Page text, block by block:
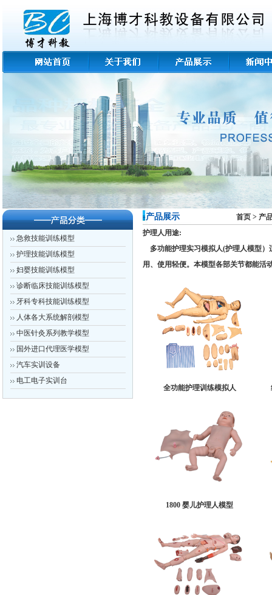
急救技能训练模型
护理技能训练模型
妇婴技能训练模型
诊断临床技能训练模型
牙科专科技能训练模型
人体各大系统解剖模型
中医针灸系列教学模型
国外进口代理医学模型
汽车实训设备
电工电子实训台
-产品展示 首页 > 产
护理人用途:
多功能护理实习模拟人(护理人模型）
用、使用轻便。本模型各部关节都能活
全功能护理训练模拟人
1800 婴儿护理人模型